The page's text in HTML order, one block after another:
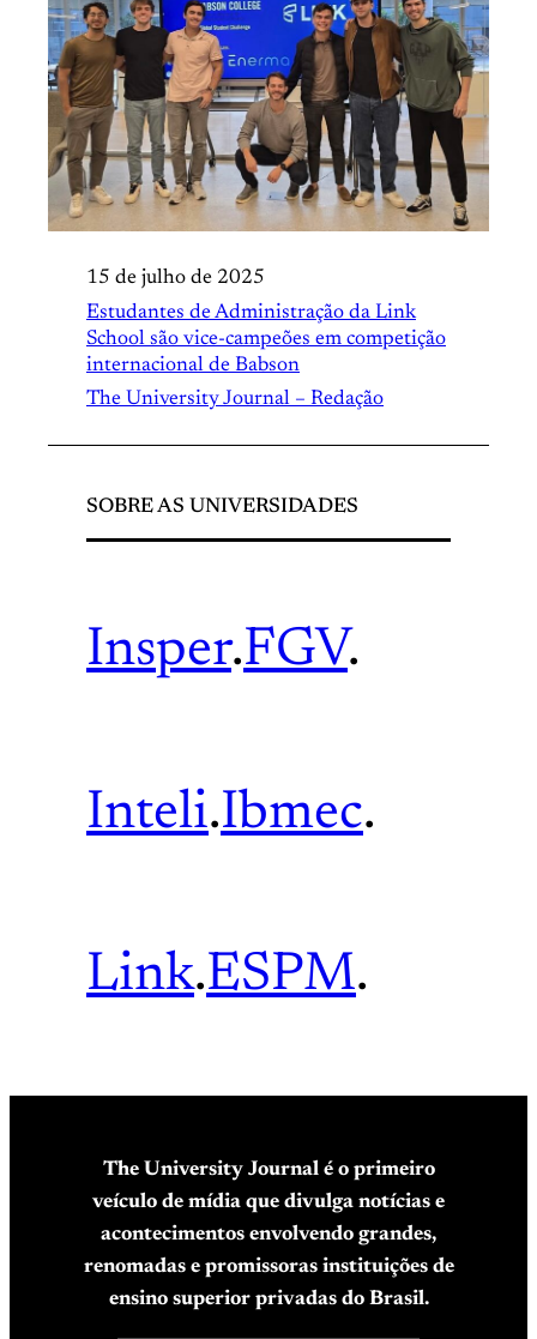
15 de julho de 2025
Estudantes de Administração da Link
School são vice-campeões em competição
internacional de Babson
The University Journal – Redação
SOBRE AS UNIVERSIDADES
Insper.FGV.
Inteli.Ibmec.
Link.ESPM.
The University Journal é o primeiro
veículo de mídia que divulga notícias e
acontecimentos envolvendo grandes,
renomadas e promissoras instituições de
ensino superior privadas do Brasil.